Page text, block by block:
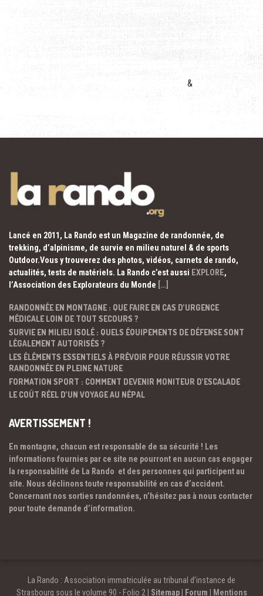
&
Lancé en 2011, La Rando est un Magazine de randonnée, de
trekking, d’alpinisme, de survie en milieu naturel & de sports
Outdoor.Vous y trouverez des photos, vidéos, carnets de rando,
actualités, tests de matériels. La Rando c’est aussi EXPLORE,
l’Association des Explorateurs du Monde […]
RANDONNÉE EN MONTAGNE : QUE FAIRE EN CAS D’URGENCE
MÉDICALE LOIN DE TOUT SECOURS ?
SURVIE EN MILIEU ISOLÉ : QUELS ÉQUIPEMENTS DE DÉFENSE SONT
LÉGALEMENT AUTORISÉS ?
LES ÉLÉMENTS ESSENTIELS À PRÉVOIR POUR RÉUSSIR VOTRE
RANDONNÉE EN PLEINE NATURE
FORMATION SPORT : COMMENT DEVENIR MONITEUR D’ESCALADE
LE COÛT RÉEL D’UN VOYAGE AU NÉPAL
AVERTISSEMENT !
En montagne, chacun est responsable de sa sécurité ! Les
informations fournies par ce site ne pourront en aucun cas engager
la responsabilité de La Rando et des personnes qui participent au
site. Nous déclinons toute responsabilité en cas d’accident.
Concernant nos sorties randonnées, n’hésitez pas à nous contacter
pour toute demande d’information.
La Rando : Association immatriculée au tribunal d’instance de
Strasbourg sous le volume 90 - Folio 2 | Sitemap| Forum Mentions